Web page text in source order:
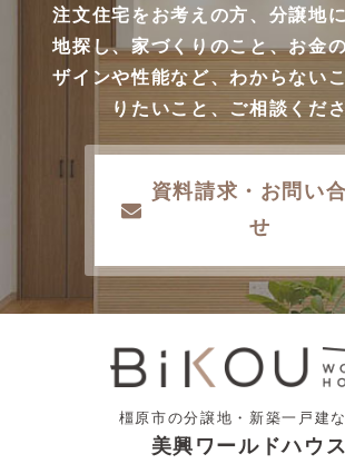
注文住宅をお考えの方、分譲地
地探し、家づくりのこと、お金
ザインや性能など、わからない
りたいこと、ご相談くださ
資料請求・お問い
せ
橿原市の分譲地・新築一戸建な
美興ワールドハウス